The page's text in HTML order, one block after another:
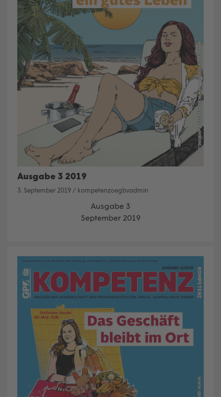
Ausgabe 3 2019
3. September 2019 / kompetenzoegbvadmin
Ausgabe 3
September 2019